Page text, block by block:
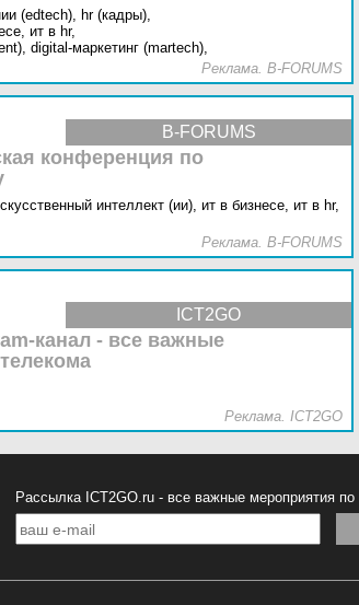
(edtech), hr (кадры),
ит в hr,
digital-маркетинг (martech),
Реклама. B-FORUMS
B-FORUMS
конференция по
интеллект (ии), ит в бизнесе, ит в hr,
Реклама. B-FORUMS
ICT2GO
канал - все важные
Реклама. ICT2GO
Рассылка ICT2GO.ru - все важные мероприятия